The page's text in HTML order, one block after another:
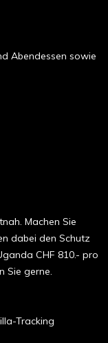
Abendessen sowie
Machen Sie
dabei den Schutz
CHF 810.- pro
Sie gerne.
Tracking